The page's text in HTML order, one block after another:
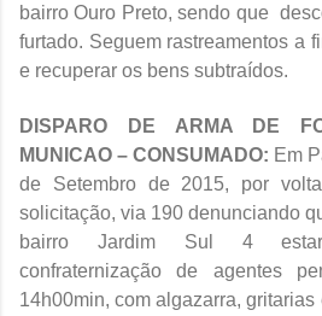
bairro Ouro Preto, sendo que
furtado. Seguem rastreamentos a
e recuperar os bens subtraídos.
DISPARO DE ARMA DE
MUNICAO – CONSUMADO: Em
de Setembro de 2015, por
solicitação, via 190 denunciando
bairro Jardim Sul 4
confraternização de agentes
14h00min, com algazarra,